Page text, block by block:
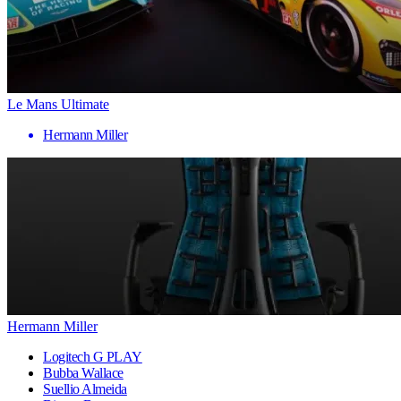
Le Mans Ultimate
Hermann Miller
Hermann Miller
Logitech G PLAY
Bubba Wallace
Suellio Almeida